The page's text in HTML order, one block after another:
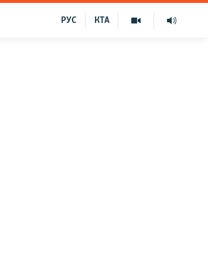
КТА
РУС